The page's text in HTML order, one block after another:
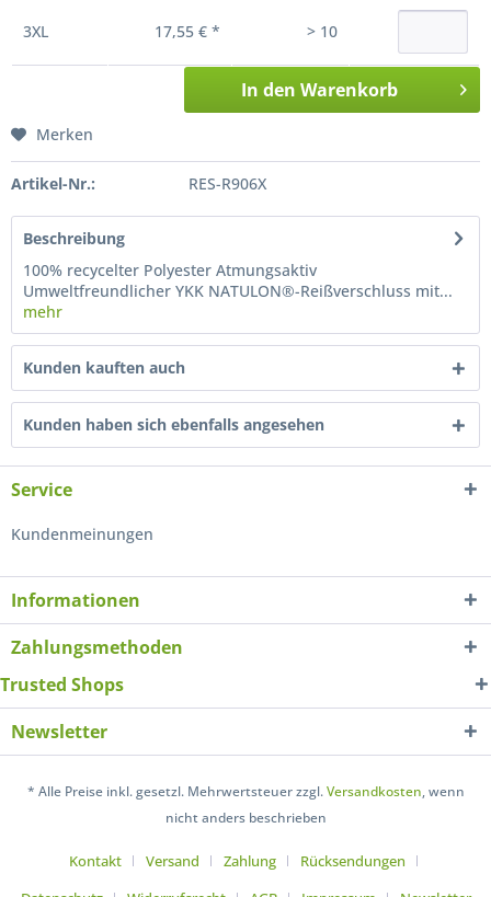
3XL 17,55 € * > 10
In den Warenkorb
Merken
Artikel-Nr.: RES-R906X
Beschreibung
100% recycelter Polyester Atmungsaktiv
Umweltfreundlicher YKK NATULON®-Reißverschluss mit...
mehr
Kunden kauften auch
Kunden haben sich ebenfalls angesehen
Service
Kundenmeinungen
Informationen
Zahlungsmethoden
Trusted Shops
Newsletter
* Alle Preise inkl. gesetzl. Mehrwertsteuer zzgl.Versandkosten, wenn
nicht anders beschrieben
Kontakt Versand Zahlung
Rücksendungen